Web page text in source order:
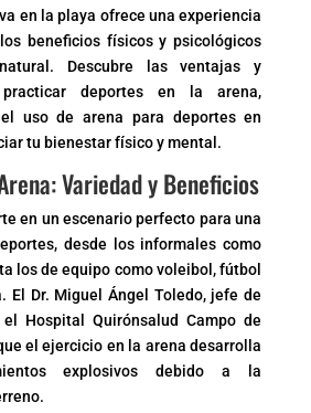
en la playa ofrece una experiencia
beneficios físicos y psicológicos
Descubre las ventajas y
deportes en la arena,
uso de arena para deportes en
tu bienestar físico y mental.
Variedad y Beneficios
en un escenario perfecto para una
desde los informales como
los de equipo como voleibol, fútbol
El Dr. Miguel Ángel Toledo, jefe de
Hospital Quirónsalud Campo de
el ejercicio en la arena desarrolla
explosivos debido a la